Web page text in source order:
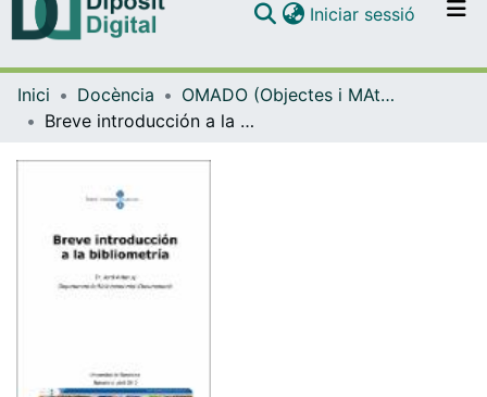
Navega per tot el DD
Iniciar sessió (current)
Inici Docència
OMADO (Objectes i MAterials DOcents)
Breve introducción a la bibliometría